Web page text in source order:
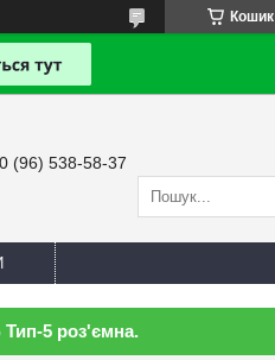
Кошик
(96) 538-58-37
5 роз'ємна.